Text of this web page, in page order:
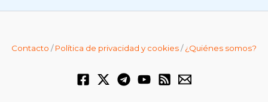
Contacto /Política de privacidad y cookies/¿Quiénes somos?